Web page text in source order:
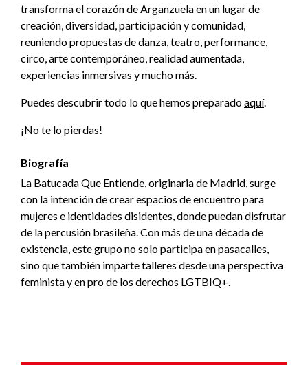
transforma el corazón de Arganzuela en un lugar de
creación, diversidad, participación y comunidad,
reuniendo propuestas de danza, teatro, performance,
circo, arte contemporáneo, realidad aumentada,
experiencias inmersivas y mucho más.
Puedes descubrir todo lo que hemos preparadoaquí.
¡No te lo pierdas!
Biografía
La Batucada Que Entiende, originaria de Madrid, surge
con la intención de crear espacios de encuentro para
mujeres e identidades disidentes, donde puedan disfrutar
de la percusión brasileña. Con más de una década de
existencia, este grupo no solo participa en pasacalles,
sino que también imparte talleres desde una perspectiva
feminista y en pro de los derechos LGTBIQ+.